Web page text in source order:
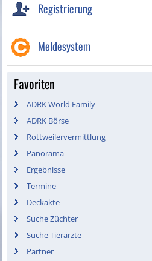
Registrierung
Meldesystem
Favoriten
ADRK World Family
ADRK Börse
Rottweilervermittlung
Panorama
Ergebnisse
Termine
Deckakte
Suche Züchter
Suche Tierärzte
Partner